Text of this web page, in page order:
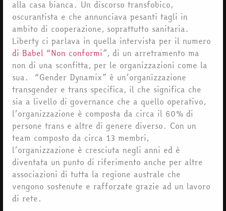
alla casa bianca. Un discorso transfobico,
oscurantista e che annunciava pesanti tagli in
ambito di cooperazione, soprattutto sanitaria.
Liberty ci parlava in quella intervista per il numero
di Babel “Non conformi”, di un arretramento ma
non di una sconfitta, per le organizzazioni come la
sua. “Gender Dynamix” è un’organizzazione
transgender e trans specifica, il che significa che
sia a livello di governance che a quello operativo,
l’organizzazione è composta da circa il 60% di
persone trans e altre di genere diverso. Con un
team composto da circa 13 membri,
l’organizzazione è cresciuta negli anni ed è
diventata un punto di riferimento anche per altre
associazioni di tutta la regione australe che
vengono sostenute e rafforzate grazie ad un lavoro
di rete.